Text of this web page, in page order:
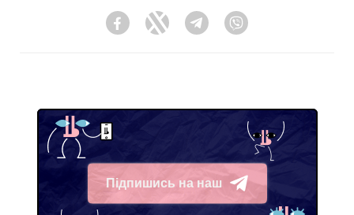
FacebookTwitter Telegram
Підпишись на наш
Telegram